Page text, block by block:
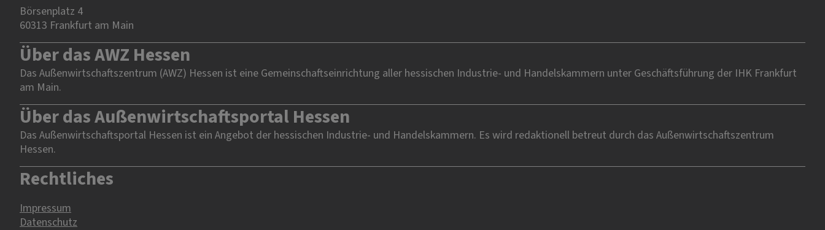
Börsenplatz 4
60313 Frankfurt am Main
Über das AWZ Hessen
Das Außenwirtschaftszentrum (AWZ) Hessen ist eine Gemeinschaftseinrichtung aller hessischen Industrie- und Handelskammern unter Geschäftsführung der IHK Frankfurt
am Main.
Über das Außenwirtschaftsportal Hessen
Das Außenwirtschaftsportal Hessen ist ein Angebot der hessischen Industrie- und Handelskammern. Es wird redaktionell betreut durch das Außenwirtschaftszentrum
Hessen.
Rechtliches
Impressum
Datenschutz